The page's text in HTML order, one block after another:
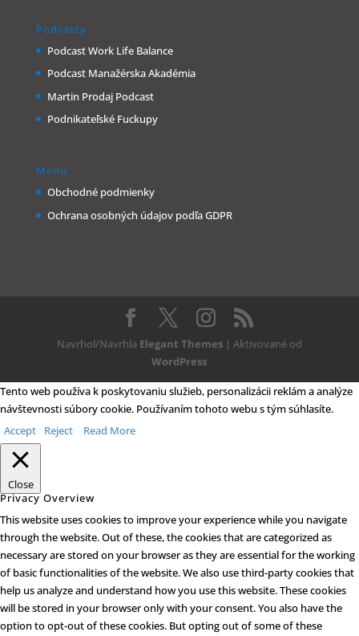
Podcasty
Podcast Work Life Balance
Podcast Manažérska Akadémia
Martin Prodaj Podcast
Podnikateľské Fuckupy
Menu
Obchodné podmienky
Ochrana osobných údajov podľa GDPR
Navrhol/Navrhla Elegant Themes| Aktivované od
WordPress
Tento web používa k poskytovaniu služieb, personalizácii reklám a analýze
návštevnosti súbory cookie. Používaním tohoto webu s tým súhlasíte.
Accept
Reject Read More
Close
Privacy Overview
This website uses cookies to improve your experience while you navigate
through the website. Out of these, the cookies that are categorized as
necessary are stored on your browser as they are essential for the working
of basic functionalities of the website. We also use third-party cookies that
help us analyze and understand how you use this website. These cookies
will be stored in your browser only with your consent. You also have the
option to opt-out of these cookies. But opting out of some of these